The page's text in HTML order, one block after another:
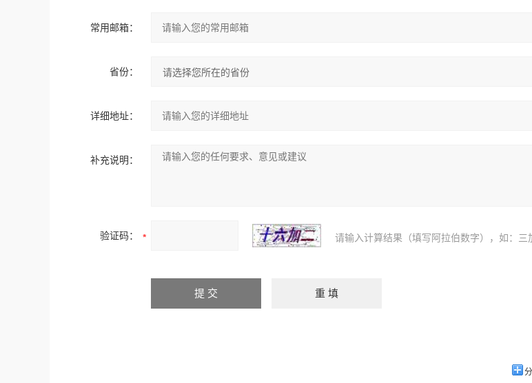
常用邮箱：
省份：
详细地址：
补充说明：
验证码： 请输入计算结果（填写阿拉伯数字），如：三